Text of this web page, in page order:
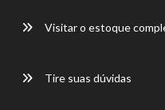
Visitar o estoque
Tire suas dúvidas